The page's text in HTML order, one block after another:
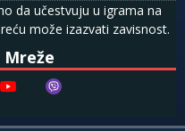
da učestvuju u igrama na
može izazvati zavisnost.